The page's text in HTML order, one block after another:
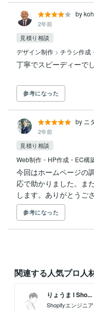
by
2年前
見積り相談
デザイン制作 > チラシ作成
参考になった
by ニ
2年前
見積り相談
Web制作・HP作成・EC構
今回はホームページの
応で助かりました。ま
します。ありがとうご
参考になった
関連する人気プロ人
りょうま l Sho...
Shopifyエンジニア